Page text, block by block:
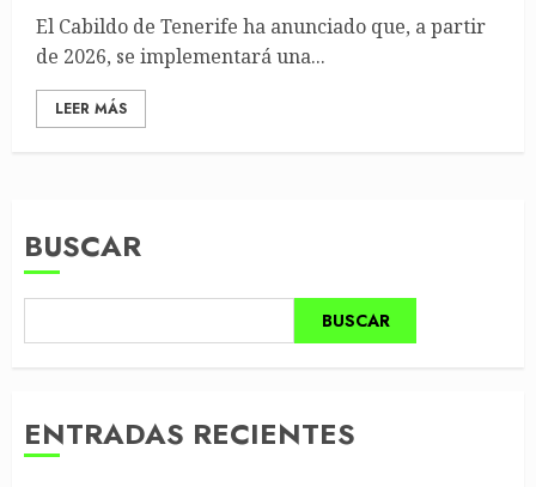
El Cabildo de Tenerife ha anunciado que, a partir
de 2026, se implementará una...
LEER MÁS
BUSCAR
BUSCAR
ENTRADAS RECIENTES